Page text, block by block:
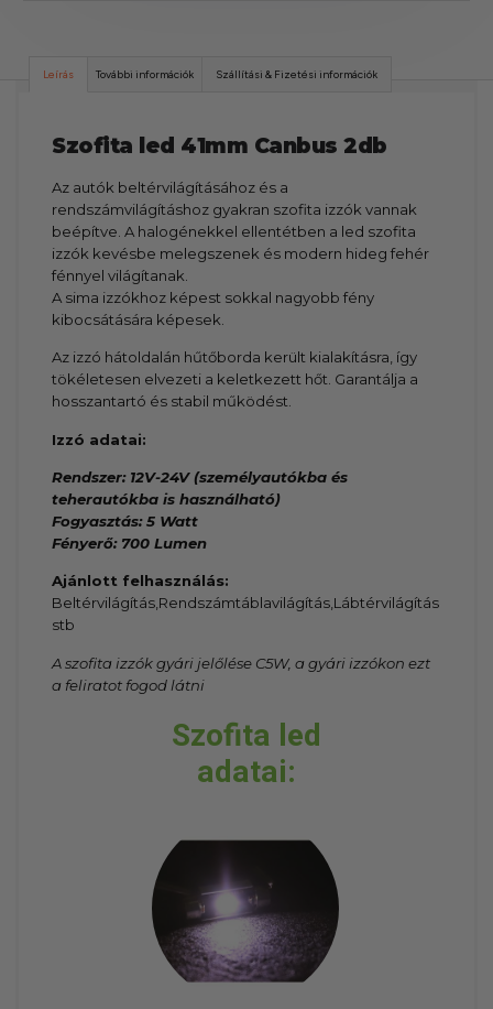
Leírás További információk Szállítási & Fizetési információk
Szofita led 41mm Canbus 2db
Az autók beltérvilágításához és a
rendszámvilágításhoz gyakran szofita izzók vannak
beépítve. A halogénekkel ellentétben a led szofita
izzók kevésbe melegszenek és modern hideg fehér
fénnyel világítanak.
A sima izzókhoz képest sokkal nagyobb fény
kibocsátására képesek.
Az izzó hátoldalán hűtőborda került kialakításra, így
tökéletesen elvezeti a keletkezett hőt. Garantálja a
hosszantartó és stabil működést.
Izzó adatai:
Rendszer: 12V-24V (személyautókba és
teherautókba is használható)
Fogyasztás: 5 Watt
Fényerő: 700 Lumen
Ajánlott felhasználás:
Beltérvilágítás,Rendszámtáblavilágítás,Lábtérvilágítás
stb
A szofita izzók gyári jelőlése C5W, a gyári izzókon ezt
a feliratot fogod látni
Szofita led
adatai: